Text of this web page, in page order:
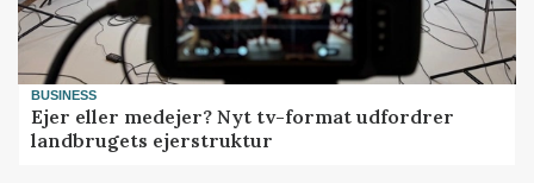
BUSINESS
Ejer eller medejer? Nyt tv-format udfordrer
landbrugets ejerstruktur